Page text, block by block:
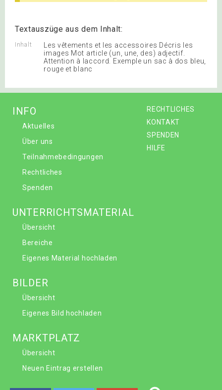
Textauszüge aus dem Inhalt:
Inhalt
Les vêtements et les accessoires Décris les
images Mot article (un, une, des) adjectif.
Attention à laccord. Exemple un sac à dos bleu,
rouge et blanc
RECHTLICHES
KONTAKT
SPENDEN
HILFE
INFO
Aktuelles
Über uns
Teilnahmebedingungen
Rechtliches
Spenden
UNTERRICHTSMATERIAL
Übersicht
Bereiche
Eigenes Material hochladen
BILDER
Übersicht
Eigenes Bild hochladen
MARKTPLATZ
Übersicht
Neuen Eintrag erstellen